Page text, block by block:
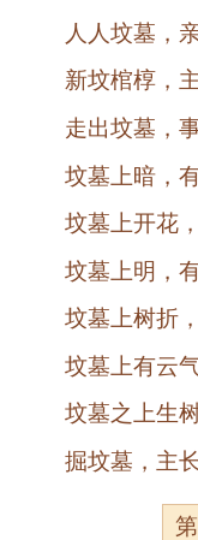
人人坟墓，
新坟棺椁，
走出坟墓，
坟墓上暗，
坟墓上开花
坟墓上明，
坟墓上树折
坟墓上有云
坟墓之上生
掘坟墓，主